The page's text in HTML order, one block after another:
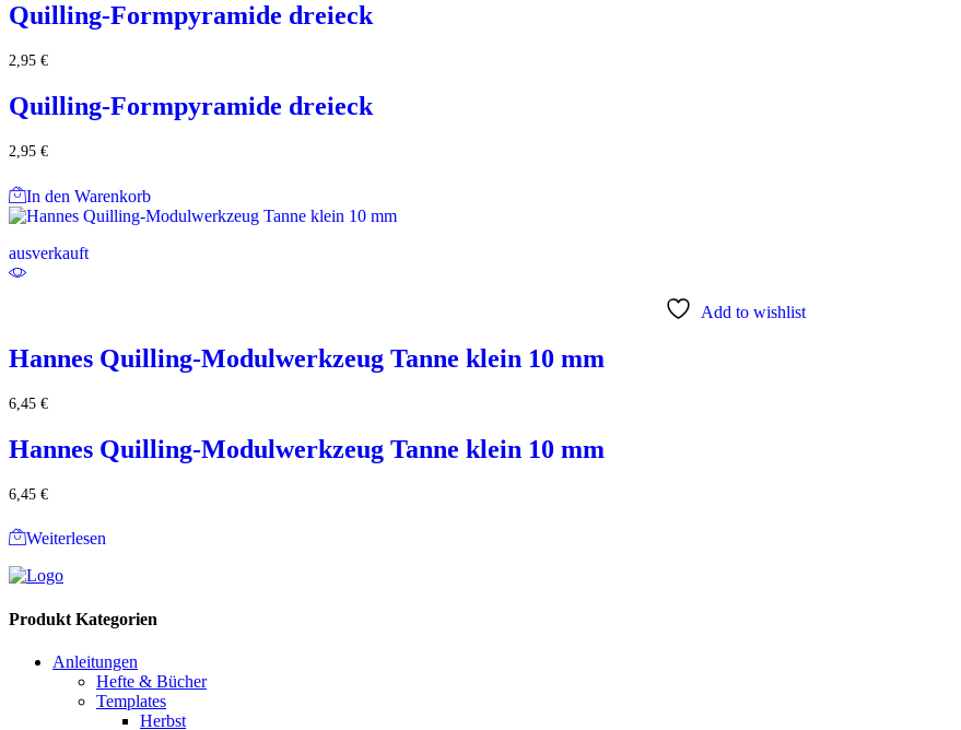
Quilling-Formpyramide dreieck
2,95 €
Quilling-Formpyramide dreieck
2,95 €
In den Warenkorb
ausverkauft
Add to wishlist
Hannes Quilling-Modulwerkzeug Tanne klein 10 mm
6,45 €
Hannes Quilling-Modulwerkzeug Tanne klein 10 mm
6,45 €
Weiterlesen
Produkt Kategorien
Anleitungen
Hefte & Bücher
Templates
Herbst